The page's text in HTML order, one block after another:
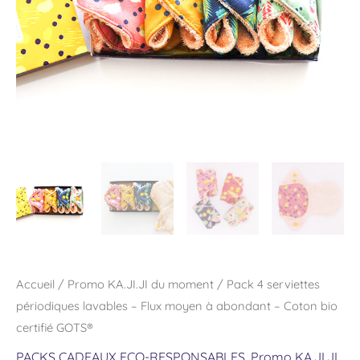
Accueil / Promo KA.JI.JI du moment / Pack 4 serviettes
périodiques lavables – Flux moyen à abondant – Coton bio
certifié GOTS®
Flux
moyen
à
abondant
-